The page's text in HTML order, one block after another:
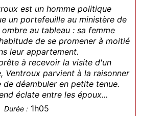
est un homme politique
un portefeuille au ministère de
au tableau : sa femme
de se promener à moitié
leur appartement.
à recevoir la visite d'un
Ventroux parvient à la raisonner
de déambuler en petite tenue.
éclate entre les époux...
Durée : 1h05